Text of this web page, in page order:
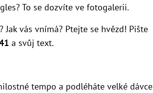
To se dozvíte ve fotogalerii.
Jak vás vnímá? Ptejte se hvězd! Pište
a svůj text.
tempo a podléháte velké dávce